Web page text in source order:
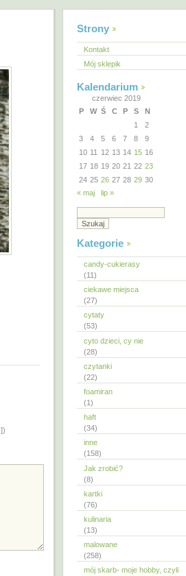
Strony
Kontakt
Mój sklepik
Kalendarium
czerwiec 2019
P
W Ś C P S
N
1
2
3
4 5 6 7 8
9
10 11 12 13 14 15 16
17 18 19 20 21 22 23
24 25 26 27 28 29 30
« maj
lip »
Kategorie
candy-cukierasy
(11)
ciekawe miejsca
(27)
cytaty
(53)
cyto dzieci, cy nie
(28)
czytanki
(22)
foamiran
(1)
haft
(34)
inne
(158)
Jak zrobić?
(8)
kartki
(76)
kulinaria
(13)
malowane
(258)
mój skarb- moje hobby, czyli